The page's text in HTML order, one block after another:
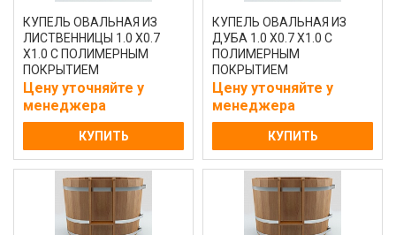
КУПЕЛЬ ОВАЛЬНАЯ ИЗ
ЛИСТВЕННИЦЫ 1.0 Х0.7
Х1.0 С ПОЛИМЕРНЫМ
ПОКРЫТИЕМ
НАТУРАЛЬНАЯ
Цену уточняйте у
менеджера
КУПИТЬ
КУПЕЛЬ ОВАЛЬНАЯ ИЗ
ДУБА 1.0 Х0.7 Х1.0 С
ПОЛИМЕРНЫМ
ПОКРЫТИЕМ
НАТУРАЛЬНАЯ
Цену уточняйте у
менеджера
КУПИТЬ